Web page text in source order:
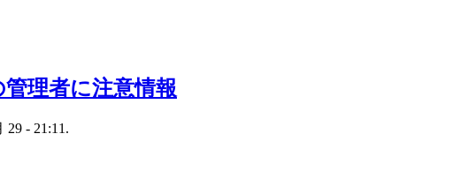
理者に注意情報
29 - 21:11.